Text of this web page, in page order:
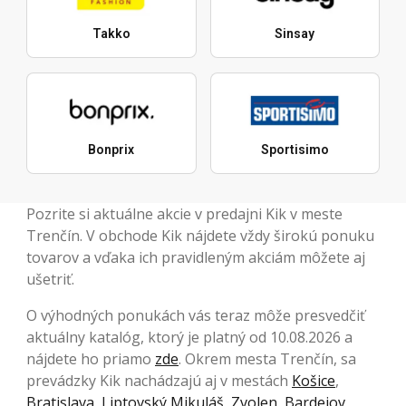
Takko Sinsay
Bonprix Sportisimo
Pozrite si aktuálne akcie v predajni Kik v meste
Trenčín. V obchode Kik nájdete vždy širokú ponuku
tovarov a vďaka ich pravidleným akciám môžete aj
ušetriť.
O výhodných ponukách vás teraz môže presvedčiť
aktuálny katalóg, ktorý je platný od 10.08.2026 a
nájdete ho priamo zde. Okrem mesta Trenčín, sa
prevádzky Kik nachádzajú aj v mestách Košice,